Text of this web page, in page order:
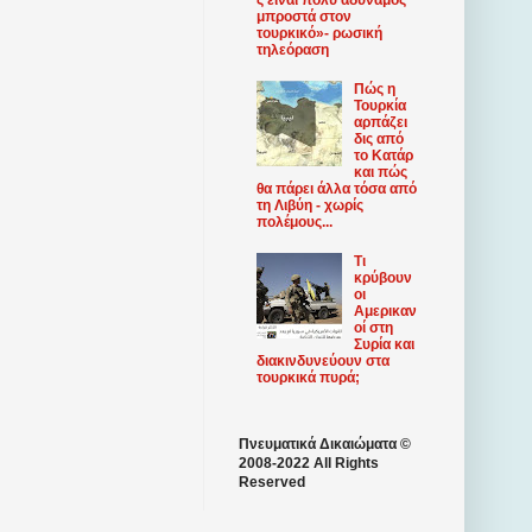
μπροστά στον
τουρκικό»- ρωσική
τηλεόραση
Πώς η
Τουρκία
αρπάζει
δις από
το Κατάρ
και πώς
θα πάρει άλλα τόσα από
τη Λιβύη - χωρίς
πολέμους...
Τι
κρύβουν
οι
Αμερικαν
οί στη
Συρία και
διακινδυνεύουν στα
τουρκικά πυρά;
Πνευματικά Δικαιώματα ©
2008-2022 All Rights
Reserved